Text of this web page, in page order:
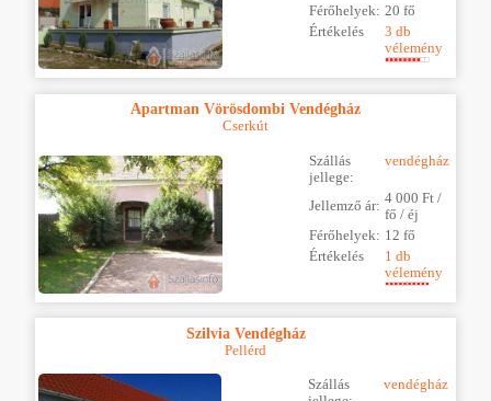
Férőhelyek: 20 fő
Értékelés
3 db
vélemény
Apartman Vörösdombi Vendégház
Cserkút
Szállás
jellege:
vendégház
Jellemző ár: 4 000 Ft /
fő / éj
Férőhelyek: 12 fő
Értékelés
1 db
vélemény
Szilvia Vendégház
Pellérd
Szállás
vendégház